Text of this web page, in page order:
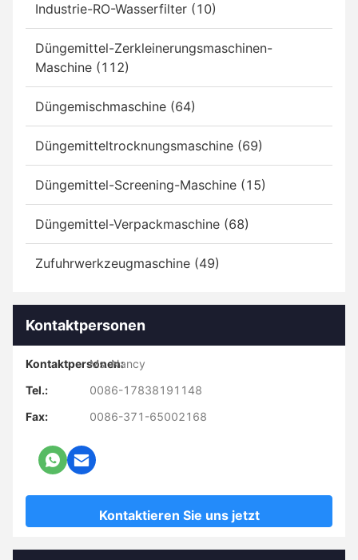
Industrie-RO-Wasserfilter (10)
Düngemittel-Zerkleinerungsmaschinen-
Maschine (112)
Düngemischmaschine (64)
Düngemitteltrocknungsmaschine (69)
Düngemittel-Screening-Maschine (15)
Düngemittel-Verpackmaschine (68)
Zufuhrwerkzeugmaschine (49)
Kontaktpersonen
Kontaktpersonen:
Ms. Nancy
Tel.:
0086-17838191148
Fax:
0086-371-65002168
Kontaktieren Sie uns jetzt